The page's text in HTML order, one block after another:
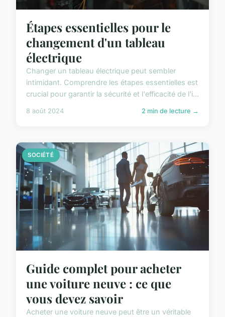
Étapes essentielles pour le
changement d'un tableau
électrique
Changer un tableau électrique peut sembler
intimidant. Comprendre les étapes essentielles est
crucial pour garantir la sécurité et l'efficacité de l'i...
8 août 2024 2 min de lecture →
SOCIÉTÉ
Guide complet pour acheter
une voiture neuve : ce que
vous devez savoir
Acheter une voiture neuve peut être un véritable